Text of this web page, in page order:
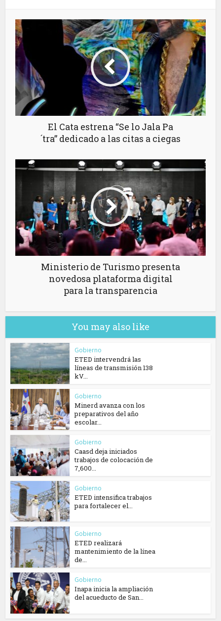
El Cata estrena “Se lo Jala Pa
´tra” dedicado a las citas a ciegas
Ministerio de Turismo presenta
novedosa plataforma digital
para la transparencia
You may also like
Gobierno
ETED intervendrá las
líneas de transmisión 138
kV...
Gobierno
Minerd avanza con los
preparativos del año
escolar...
Gobierno
Caasd deja iniciados
trabajos de colocación de
7,600...
Gobierno
ETED intensifica trabajos
para fortalecer el...
Gobierno
ETED realizará
mantenimiento de la línea
de...
Gobierno
Inapa inicia la ampliación
del acueducto de San...